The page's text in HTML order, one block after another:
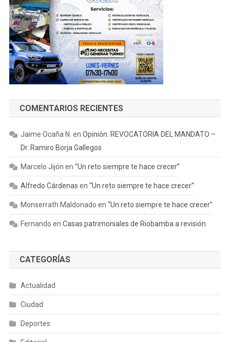
COMENTARIOS RECIENTES
Jaime Ocaña N. en Opinión. REVOCATORIA DEL MANDATO –
Dr. Ramiro Borja Gallegos
Marcelo Jijón en “Un reto siempre te hace crecer”
Alfredo Cárdenas en “Un reto siempre te hace crecer”
Monserrath Maldonado en “Un reto siempre te hace crecer”
Fernando en Casas patrimoniales de Riobamba a revisión
CATEGORÍAS
Actualidad
Ciudad
Deportes